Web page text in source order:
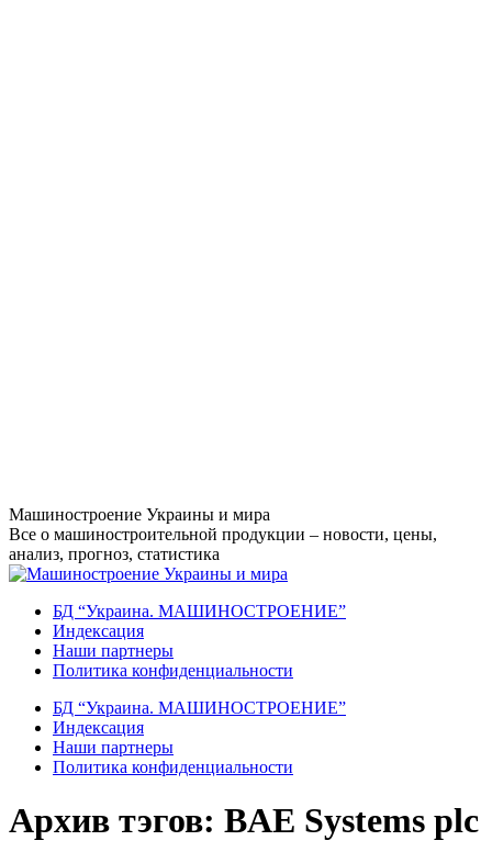
Перейти
к
содержанию
Машиностроение Украины и мира
Все о машиностроительной продукции – новости, цены,
анализ, прогноз, статистика
БД “Украина. МАШИНОСТРОЕНИЕ”
Индекcация
Наши партнеры
Политика конфиденциальности
БД “Украина. МАШИНОСТРОЕНИЕ”
Индекcация
Наши партнеры
Политика конфиденциальности
Архив тэгов: BAE Systems plc